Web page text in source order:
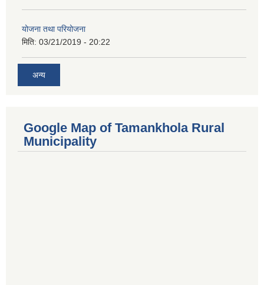
योजना तथा परियोजना
मिति: 03/21/2019 - 20:22
अन्य
Google Map of Tamankhola Rural
Municipality